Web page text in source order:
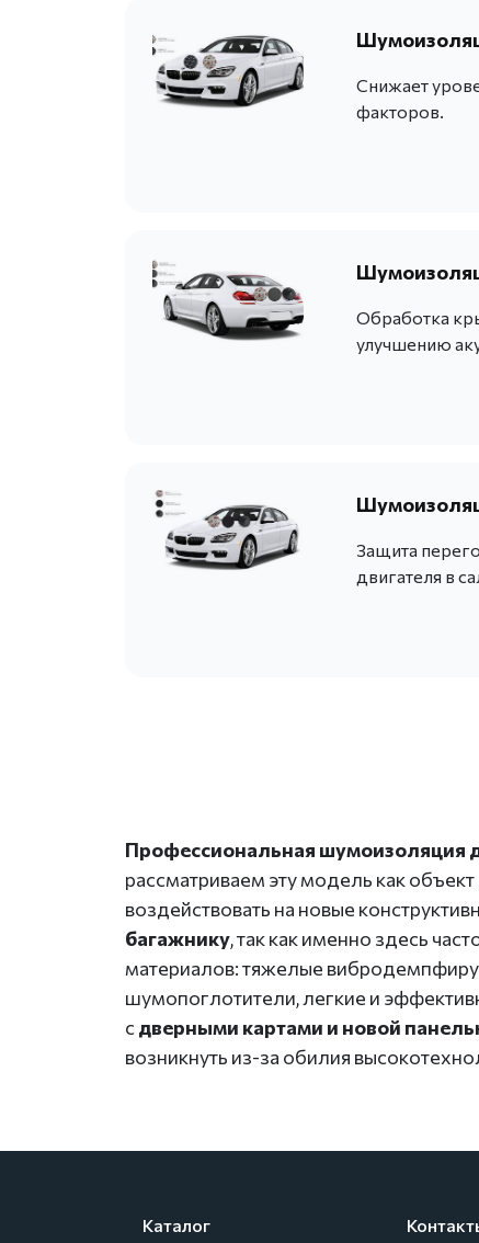
Снижает
факторов.
Обработка
улучшению
Защита
двигателя в
Профессиональная шумоизоляция
рассматриваем эту модель как
воздействовать на новые
багажнику, так как именно здесь
материалов: тяжелые
шумопоглотители, легкие и
с дверными картами и новой
возникнуть из-за обилия
Каталог